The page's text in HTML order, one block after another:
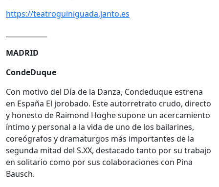
https://teatroguiniguada.janto.es
MADRID
CondeDuque
Con motivo del Día de la Danza, Condeduque estrena
en España El jorobado. Este autorretrato crudo, directo
y honesto de Raimond Hoghe supone un acercamiento
íntimo y personal a la vida de uno de los bailarines,
coreógrafos y dramaturgos más importantes de la
segunda mitad del S.XX, destacado tanto por su trabajo
en solitario como por sus colaboraciones con Pina
Bausch.